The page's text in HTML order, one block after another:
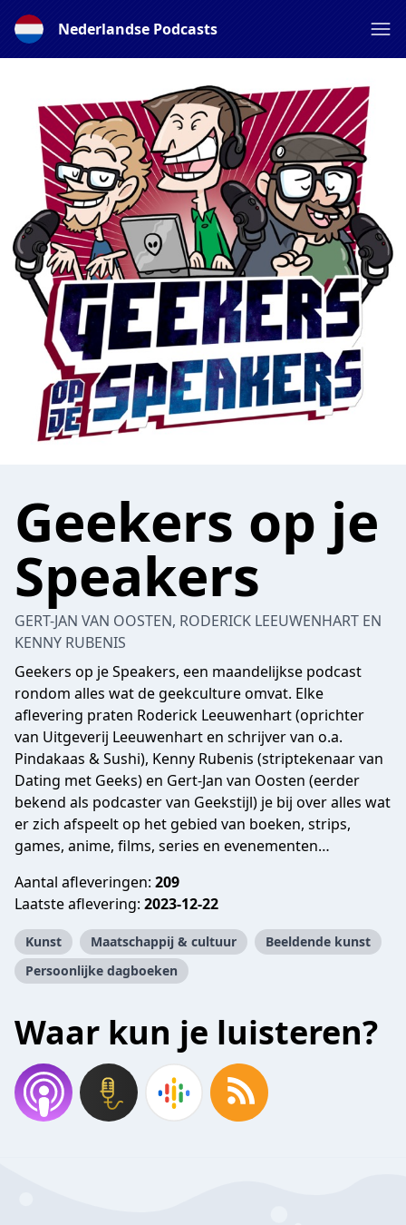
Nederlandse Podcasts
Geekers op je
Speakers
GERT-JAN VAN OOSTEN, RODERICK LEEUWENHART EN
KENNY RUBENIS
Geekers op je Speakers, een maandelijkse podcast
rondom alles wat de geekculture omvat. Elke
aflevering praten Roderick Leeuwenhart (oprichter
van Uitgeverij Leeuwenhart en schrijver van o.a.
Pindakaas & Sushi), Kenny Rubenis (striptekenaar van
Dating met Geeks) en Gert-Jan van Oosten (eerder
bekend als podcaster van Geekstijl) je bij over alles wat
er zich afspeelt op het gebied van boeken, strips,
games, anime, films, series en evenementen…
Aantal afleveringen: 209
Laatste aflevering: 2023-12-22
Kunst Maatschappij & cultuur
Beeldende kunst
Persoonlijke dagboeken
Waar kun je luisteren?